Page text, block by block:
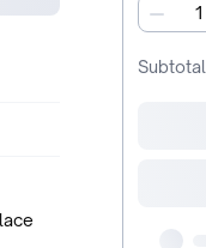
jumlah
Subtotal